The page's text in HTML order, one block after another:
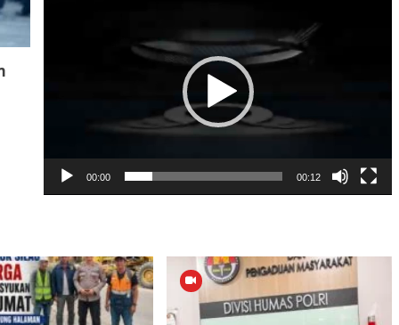
00:00 00:12